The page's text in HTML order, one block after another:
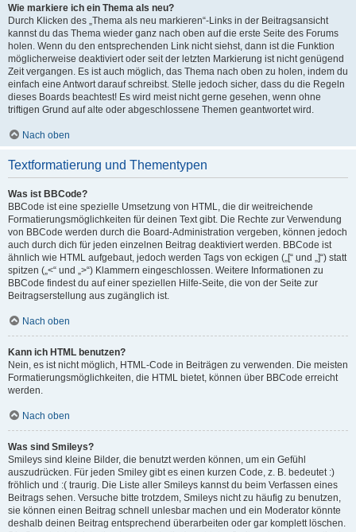
Wie markiere ich ein Thema als neu?
Durch Klicken des „Thema als neu markieren“-Links in der Beitragsansicht
kannst du das Thema wieder ganz nach oben auf die erste Seite des Forums
holen. Wenn du den entsprechenden Link nicht siehst, dann ist die Funktion
möglicherweise deaktiviert oder seit der letzten Markierung ist nicht genügend
Zeit vergangen. Es ist auch möglich, das Thema nach oben zu holen, indem du
einfach eine Antwort darauf schreibst. Stelle jedoch sicher, dass du die Regeln
dieses Boards beachtest! Es wird meist nicht gerne gesehen, wenn ohne
triftigen Grund auf alte oder abgeschlossene Themen geantwortet wird.
Nach oben
Textformatierung und Thementypen
Was ist BBCode?
BBCode ist eine spezielle Umsetzung von HTML, die dir weitreichende
Formatierungsmöglichkeiten für deinen Text gibt. Die Rechte zur Verwendung
von BBCode werden durch die Board-Administration vergeben, können jedoch
auch durch dich für jeden einzelnen Beitrag deaktiviert werden. BBCode ist
ähnlich wie HTML aufgebaut, jedoch werden Tags von eckigen („[“ und „]“) statt
spitzen („<“ und „>“) Klammern eingeschlossen. Weitere Informationen zu
BBCode findest du auf einer speziellen Hilfe-Seite, die von der Seite zur
Beitragserstellung aus zugänglich ist.
Nach oben
Kann ich HTML benutzen?
Nein, es ist nicht möglich, HTML-Code in Beiträgen zu verwenden. Die meisten
Formatierungsmöglichkeiten, die HTML bietet, können über BBCode erreicht
werden.
Nach oben
Was sind Smileys?
Smileys sind kleine Bilder, die benutzt werden können, um ein Gefühl
auszudrücken. Für jeden Smiley gibt es einen kurzen Code, z. B. bedeutet :)
fröhlich und :( traurig. Die Liste aller Smileys kannst du beim Verfassen eines
Beitrags sehen. Versuche bitte trotzdem, Smileys nicht zu häufig zu benutzen,
sie können einen Beitrag schnell unlesbar machen und ein Moderator könnte
deshalb deinen Beitrag entsprechend überarbeiten oder gar komplett löschen.